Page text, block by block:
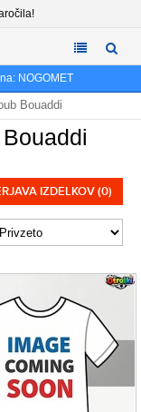
NOGOMET
Bouaddi
IZDELKOV (0)